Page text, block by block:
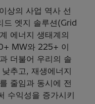
상의 사업 역사 선
엣지 솔루션(Grid
에너지 생태계의
MW와 225+ 이
더불어 우리의 솔
추고, 재생에너지
줄임과 동시에 전
수익성을 증가시키